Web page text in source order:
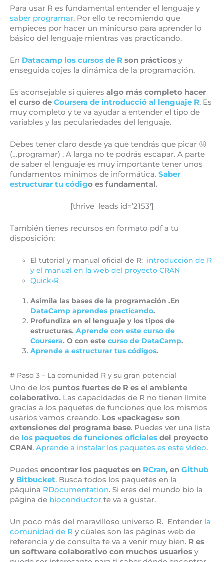
Para usar R es fundamental entender el lenguaje y
saber programar. Por ello te recomiendo que
empieces por hacer un minicurso para aprender lo
básico del lenguaje mientras vas practicando.
En Datacamp los cursos de R son prácticos y
enseguida cojes la dinámica de la programación.
Es aconsejable si quieres algo más completo hacer
el curso de Coursera de introducció al lenguaje R. Es
muy completo y te va ayudar a entender el tipo de
variables y las peculariedades del lenguaje.
Debes tener claro desde ya que tendrás que picar 😛
(…programar) . A larga no te podrás escapar. A parte
de saber el lenguaje es muy importante tener unos
fundamentos mínimos de informática. Saber
estructurar tu código es fundamental.
[thrive_leads id=’2153′]
También tienes recursos en formato pdf a tu
disposición:
El tutorial y manual oficial de R: introducción de R
y el manual en la web del proyecto CRAN
Quick-R
Asimila las bases de la programación .En
DataCamp aprendes practicando.
Profundiza en el lenguaje y los tipos de
estructuras. Aprende con este curso de
Coursera. O con estecurso de DataCamp.
Aprende a estructurar tus códigos.
# Paso 3 – La comunidad R y su gran potencial
Uno de los puntos fuertes de R es el ambiente
colaborativo. Las capacidades de R no tienen límite
gracias a los paquetes de funciones que los mismos
usarios vamos creando. Los «packages» son
extensiones del programa base. Puedes ver una lista
de los paquetes de funciones oficiales del proyecto
CRAN. Aprende a instalar los paquetes es este vídeo.
Puedes encontrar los paquetes en RCran, en Github
y Bitbucket. Busca todos los paquetes en la
páquina RDocumentation. Si eres del mundo bio la
página de bioconductor te va a gustar.
Un poco más del maravilloso universo R. Entender la
comunidad de R y cúales son las páginas web de
referencia y de consulta te va a venir muy bien. R es
un software colaborativo con muchos usuarios y